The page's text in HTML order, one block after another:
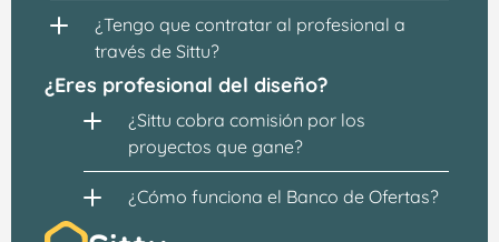
¿Tengo que contratar al profesional a
través de Sittu?
¿Eres profesional del diseño?
¿Sittu cobra comisión por los
proyectos que gane?
¿Cómo funciona el Banco de Ofertas?